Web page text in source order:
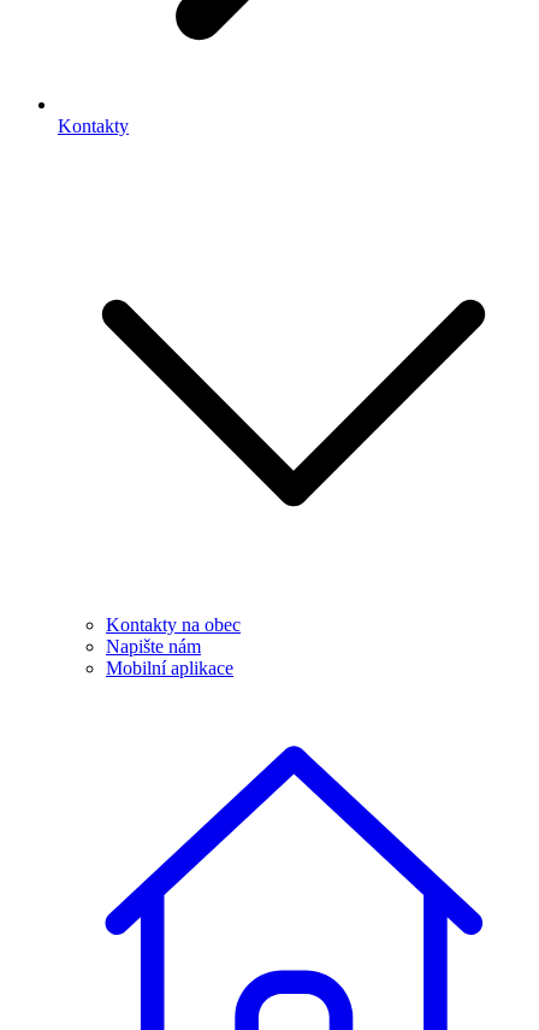
Kontakty
Kontakty na obec
Napište nám
Mobilní aplikace